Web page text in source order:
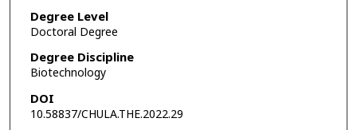
Degree Level
Doctoral Degree
Degree Discipline
Biotechnology
DOI
10.58837/CHULA.THE.2022.29